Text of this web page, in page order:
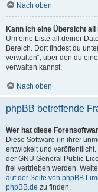
Nach oben
Kann ich eine Übersicht
Um eine Liste all deiner
Bereich. Dort findest du
verwalten“, über den du
verwalten kannst.
Nach oben
phpBB betreffende
Wer hat diese
Diese Software (in ihrer
entwickelt und
der GNU General Public
frei vertrieben werden.
auf der Seite von phpBB
phpBB.de zu finden.